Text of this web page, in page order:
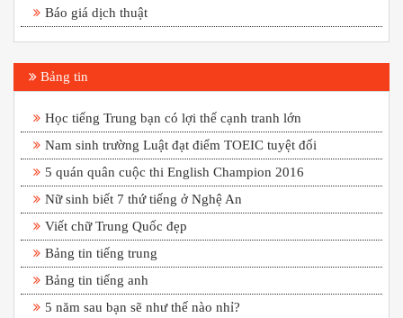
Báo giá dịch thuật
Bảng tin
Học tiếng Trung bạn có lợi thế cạnh tranh lớn
Nam sinh trường Luật đạt điểm TOEIC tuyệt đối
5 quán quân cuộc thi English Champion 2016
Nữ sinh biết 7 thứ tiếng ở Nghệ An
Viết chữ Trung Quốc đẹp
Bảng tin tiếng trung
Bảng tin tiếng anh
5 năm sau bạn sẽ như thế nào nhỉ?